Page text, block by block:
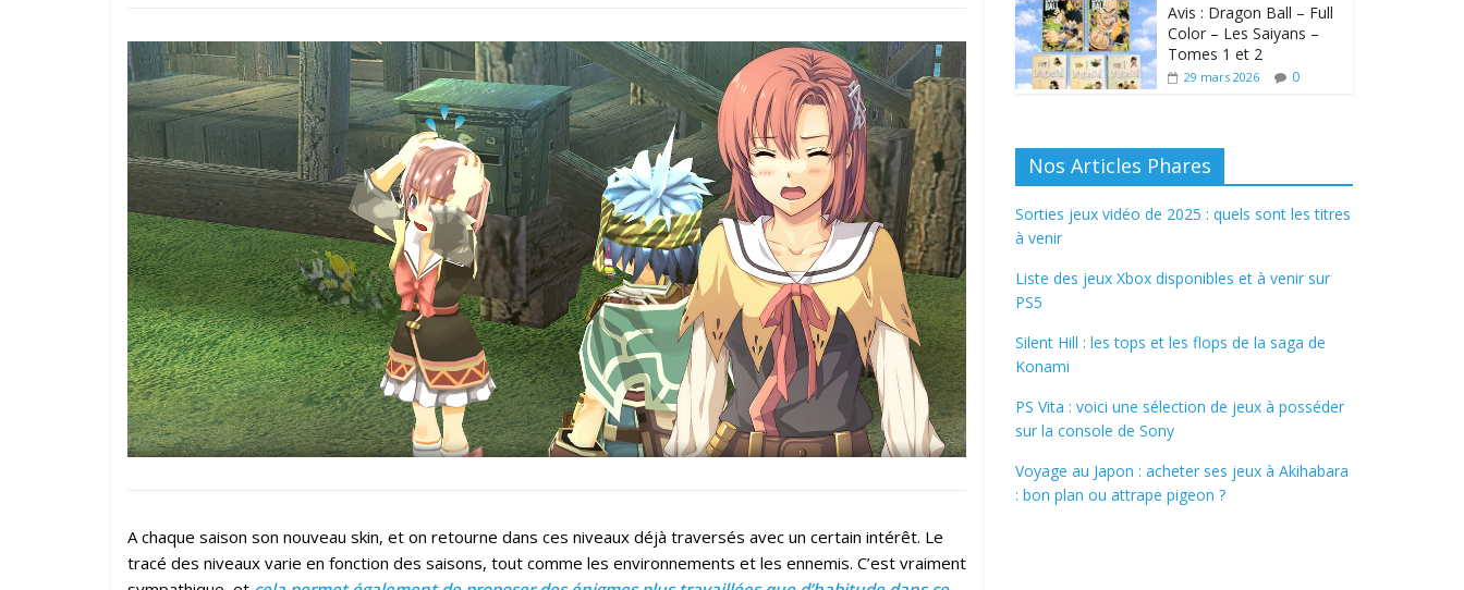
A chaque saison son nouveau skin, et on retourne dans ces niveaux déjà traversés avec un certain intérêt. Le
tracé des niveaux varie en fonction des saisons, tout comme les environnements et les ennemis. C’est vraiment
Avis : Dragon Ball – Full
Color – Les Saiyans –
Tomes 1 et 2
29 mars 2026 0
Nos Articles Phares
Sorties jeux vidéo de 2025 : quels sont les titres
à venir
Liste des jeux Xbox disponibles et à venir sur
PS5
Silent Hill : les tops et les flops de la saga de
Konami
PS Vita : voici une sélection de jeux à posséder
sur la console de Sony
Voyage au Japon : acheter ses jeux à Akihabara
: bon plan ou attrape pigeon ?